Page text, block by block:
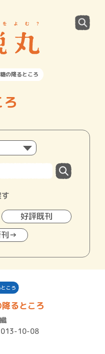
の降るところ
好評既刊
刊→
ころ
るところ
10-08